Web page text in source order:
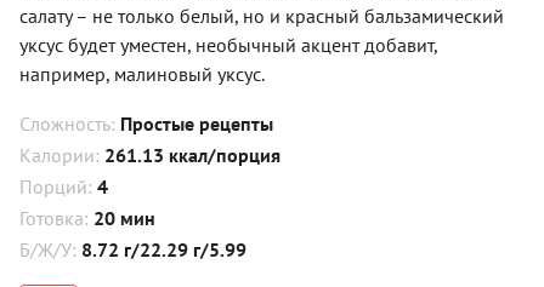
салату – не только белый, но и красный бальзамический
уксус будет уместен, необычный акцент добавит,
например, малиновый уксус.
Сложность: Простые рецепты
Калории: 261.13 ккал/порция
Порций: 4
Готовка: 20 мин
Б/Ж/У: 8.72 г/22.29 г/5.99